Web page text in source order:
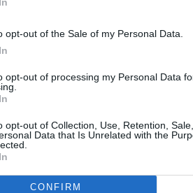
opt-out of the Sale of my Personal Data.
opt-out of processing my Personal Data
opt-out of Collection, Use, Retention,
Data that Is Unrelated with the
CONFIRM
κλασικού με το λαϊκό», όπως
διάθεση.
του φανταστικού, με σταθμούς
«Οδοδείκτες» της μουσικής
κ.ά.) και οι εικόνες το